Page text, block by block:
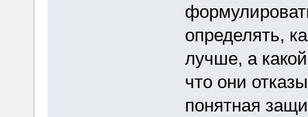
определять,
лучше, а
что они
понятная